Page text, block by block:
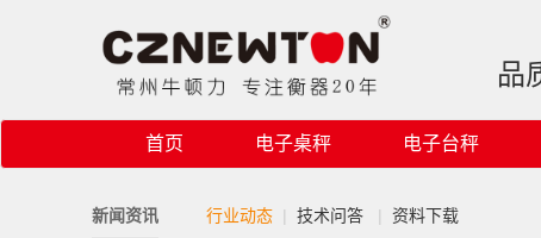
品
首页 电子桌秤 电子台秤
新闻资讯 行业动态 | 技术问答 | 资料下载